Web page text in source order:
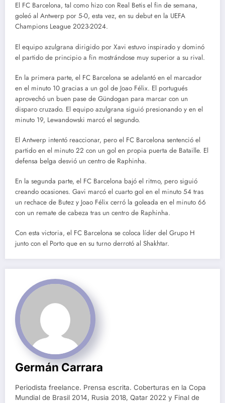
El FC Barcelona, tal como hizo con Real Betis el fin de semana,
goleó al Antwerp por 5-0, esta vez, en su debut en la UEFA
Champions League 2023-2024.
El equipo azulgrana dirigido por Xavi estuvo inspirado y dominó
el partido de principio a fin mostrándose muy superior a su rival.
En la primera parte, el FC Barcelona se adelantó en el marcador
en el minuto 10 gracias a un gol de Joao Félix. El portugués
aprovechó un buen pase de Gündogan para marcar con un
disparo cruzado. El equipo azulgrana siguió presionando y en el
minuto 19, Lewandowski marcó el segundo.
El Antwerp intentó reaccionar, pero el FC Barcelona sentenció el
partido en el minuto 22 con un gol en propia puerta de Bataille. El
defensa belga desvió un centro de Raphinha.
En la segunda parte, el FC Barcelona bajó el ritmo, pero siguió
creando ocasiones. Gavi marcó el cuarto gol en el minuto 54 tras
un rechace de Butez y Joao Félix cerró la goleada en el minuto 66
con un remate de cabeza tras un centro de Raphinha.
Con esta victoria, el FC Barcelona se coloca líder del Grupo H
junto con el Porto que en su turno derrotó al Shakhtar.
Germán Carrara
Periodista freelance. Prensa escrita. Coberturas en la Copa
Mundial de Brasil 2014, Rusia 2018, Qatar 2022 y Final de